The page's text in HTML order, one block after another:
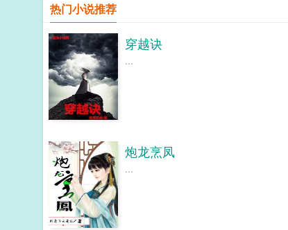
热门小说推荐
穿越诀
...
炮龙烹凤
...